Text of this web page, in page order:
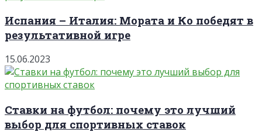
Испания – Италия: Мората и Ко победят в
результативной игре
15.06.2023
Ставки на футбол: почему это лучший
выбор для спортивных ставок